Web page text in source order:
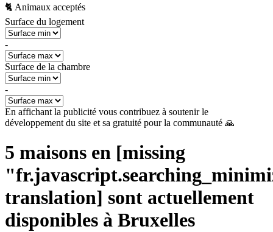
🐈 Animaux acceptés
Surface du logement
-
Surface de la chambre
-
En affichant la publicité vous contribuez à soutenir le
développement du site et sa gratuité pour la communauté 🙏
5 maisons en [missing
translation] sont actuellement
disponibles à Bruxelles